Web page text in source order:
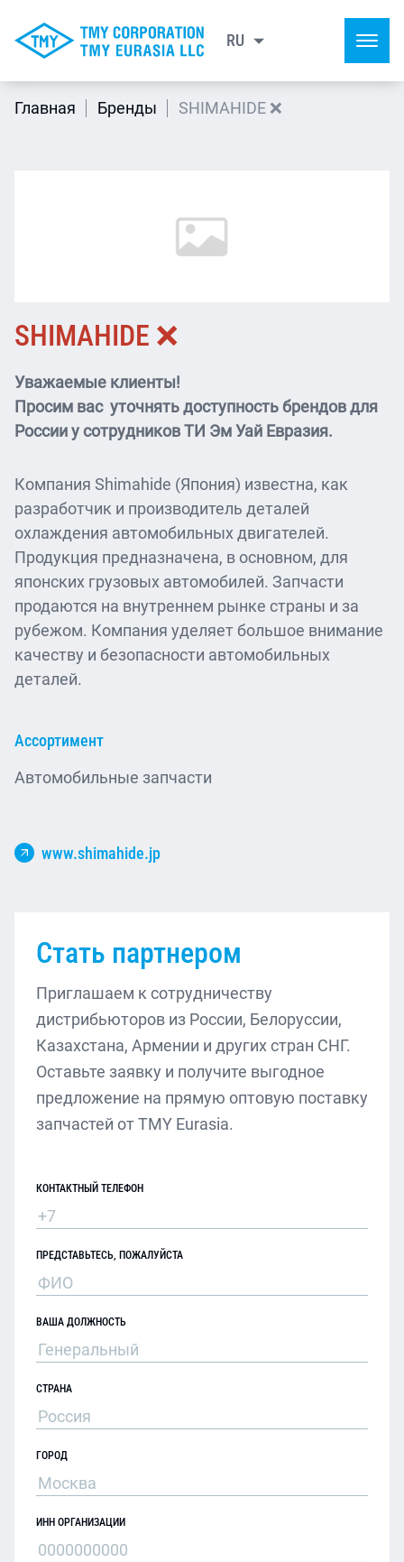
RU
EN
Главная
Бренды SHIMAHIDE ❌
SHIMAHIDE ❌
Уважаемые клиенты!
Просим вас уточнять доступность брендов для
России у сотрудников ТИ Эм Уай Евразия.
Компания Shimahide (Япония) известна, как
разработчик и производитель деталей
охлаждения автомобильных двигателей.
Продукция предназначена, в основном, для
японских грузовых автомобилей. Запчасти
продаются на внутреннем рынке страны и за
рубежом. Компания уделяет большое внимание
качеству и безопасности автомобильных
деталей.
www.shimahide.jp
Ассортимент
Автомобильные запчасти
Стать партнером
Приглашаем к сотрудничеству
дистрибьюторов из России, Белоруссии,
Казахстана, Армении и других стран СНГ.
Оставьте заявку и получите выгодное
предложение на прямую оптовую поставку
запчастей от TMY Eurasia.
КОНТАКТНЫЙ ТЕЛЕФОН
ПРЕДСТАВЬТЕСЬ, ПОЖАЛУЙСТА
ВАША ДОЛЖНОСТЬ
СТРАНА
ГОРОД
ИНН ОРГАНИЗАЦИИ